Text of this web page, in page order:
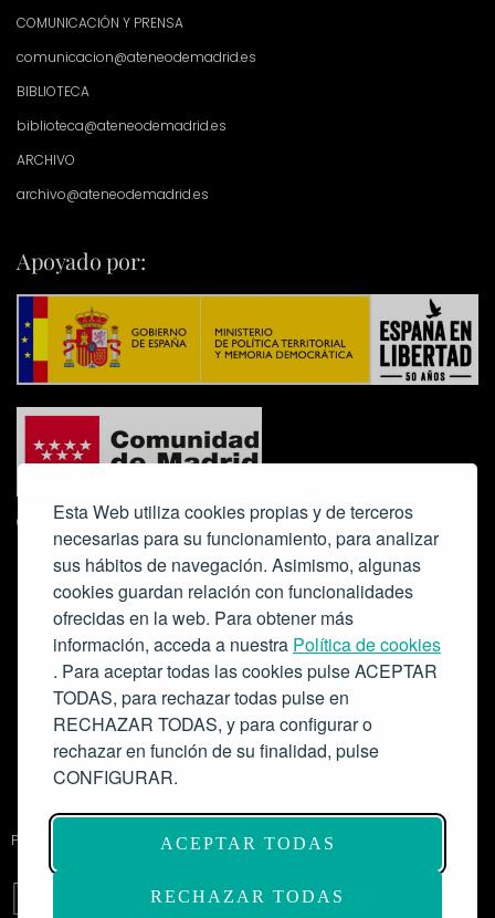
Esta Web utiliza cookies propias y de terceros
necesarias para su funcionamiento, para analizar
sus hábitos de navegación. Asimismo, algunas
cookies guardan relación con funcionalidades
ofrecidas en la web. Para obtener más
información, acceda a nuestra Política de cookies
. Para aceptar todas las cookies pulse ACEPTAR
TODAS, para rechazar todas pulse en
RECHAZAR TODAS, y para configurar o
rechazar en función de su finalidad, pulse
CONFIGURAR.
ACEPTAR TODAS
RECHAZAR TODAS
COMUNICACIÓN Y PRENSA
comunicacion@ateneodemadrid.es
BIBLIOTECA
biblioteca@ateneodemadrid.es
ARCHIVO
archivo@ateneodemadrid.es
Apoyado por:
Colabora:
Proyecto de modernización de infraestructuras y digitalización del
Salón de Actos del Ateneo de Madrid como espacio escénico-musical.
Subvención: 175.000€